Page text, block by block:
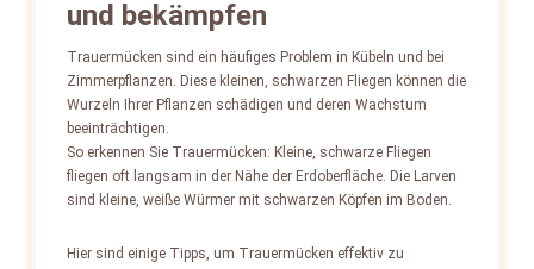
und bekämpfen
Trauermücken sind ein häufiges Problem in Kübeln und bei
Zimmerpflanzen. Diese kleinen, schwarzen Fliegen können die
Wurzeln Ihrer Pflanzen schädigen und deren Wachstum
beeinträchtigen.
So erkennen Sie Trauermücken: Kleine, schwarze Fliegen
fliegen oft langsam in der Nähe der Erdoberfläche. Die Larven
sind kleine, weiße Würmer mit schwarzen Köpfen im Boden.
Hier sind einige Tipps, um Trauermücken effektiv zu